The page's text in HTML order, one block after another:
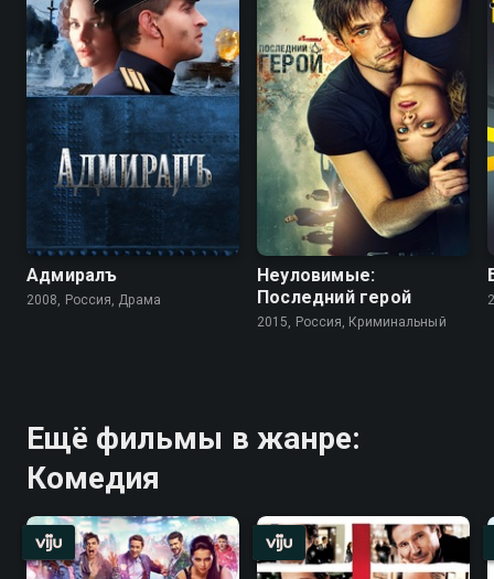
Адмиралъ
2008, Россия, Драма
Неуловимые:
Последний герой
2015, Россия, Криминальный
Ещё фильмы в жанре:
Комедия